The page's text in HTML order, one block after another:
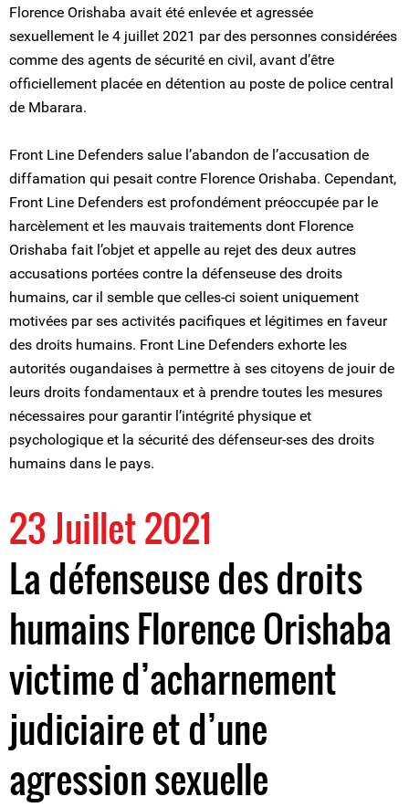
Florence Orishaba avait été enlevée et agressée
sexuellement le 4 juillet 2021 par des personnes considérées
comme des agents de sécurité en civil, avant d’être
officiellement placée en détention au poste de police central
de Mbarara.
Front Line Defenders salue l’abandon de l’accusation de
diffamation qui pesait contre Florence Orishaba. Cependant,
Front Line Defenders est profondément préoccupée par le
harcèlement et les mauvais traitements dont Florence
Orishaba fait l’objet et appelle au rejet des deux autres
accusations portées contre la défenseuse des droits
humains, car il semble que celles-ci soient uniquement
motivées par ses activités pacifiques et légitimes en faveur
des droits humains. Front Line Defenders exhorte les
autorités ougandaises à permettre à ses citoyens de jouir de
leurs droits fondamentaux et à prendre toutes les mesures
nécessaires pour garantir l’intégrité physique et
psychologique et la sécurité des défenseur-ses des droits
humains dans le pays.
23 Juillet 2021
La défenseuse des droits
humains Florence Orishaba
victime d’acharnement
judiciaire et d’une
agression sexuelle